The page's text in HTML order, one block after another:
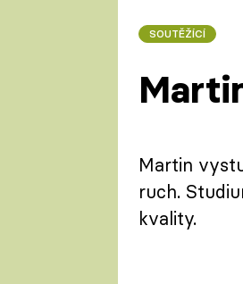
SOUTĚŽÍCÍ
Martin
ruch.
kvality.